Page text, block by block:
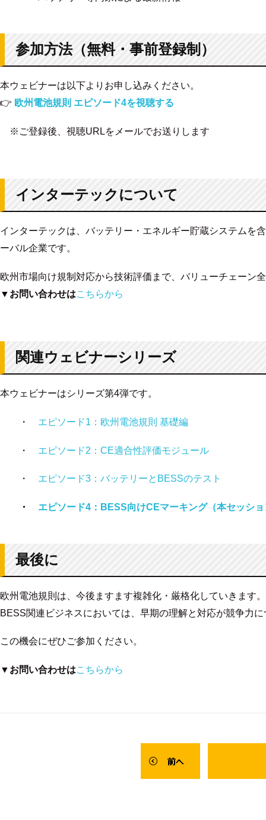
参加方法（無料・事前登録制）
本ウェビナーは 以下よりお申し込みください。
👉 欧州電池規則 エピソード4を視聴する
※ご登録後、視聴URLをメールでお送りします
インターテックについて
インターテックは、バッテリー・エネルギー貯蔵システムを
ーバル企業です。
欧州市場向け規制対応から技術評価まで、バリューチェーン
▼お問い合わせはこちらから
関連ウェビナーシリーズ
本ウェビナーはシリーズ第4弾です。
・ エピソード1：欧州電池規則 基礎編
・ エピソード2：CE適合性評価モジュール
・ エピソード3：バッテリーとBESSのテスト
・ エピソード4：BESS向けCEマーキング（本セッシ
最後に
欧州電池規則は、今後ますます複雑化・厳格化していきます。
BESS関連ビジネスにおいては、早期の理解と対応が競争力
この機会にぜひご参加ください。
▼お問い合わせはこちらから